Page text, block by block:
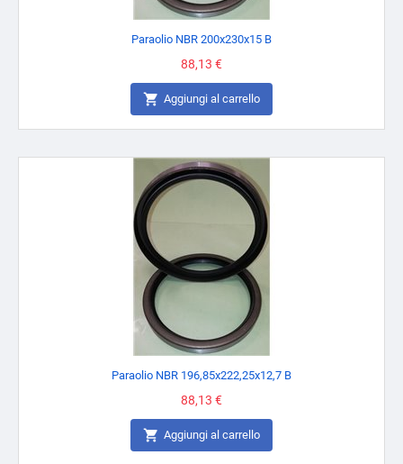
Paraolio NBR 200x230x15 B
Prezzo
88,13 €
 Aggiungi al carrello
Paraolio NBR 196,85x222,25x12,7 B
Prezzo
88,13 €
 Aggiungi al carrello